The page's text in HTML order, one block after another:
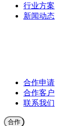
行业方案
新闻动态
合作申请
合作客户
联系我们
合作